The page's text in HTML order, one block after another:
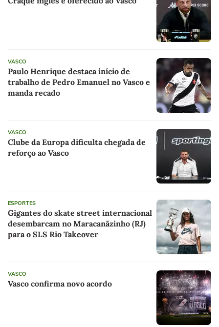
VASCO
Paulo Henrique destaca início de
trabalho de Pedro Emanuel no Vasco e
manda recado
VASCO
Clube da Europa dificulta chegada de
reforço ao Vasco
ESPORTES
Gigantes do skate street internacional
desembarcam no Maracanãzinho (RJ)
para o SLS Rio Takeover
VASCO
Vasco confirma novo acordo